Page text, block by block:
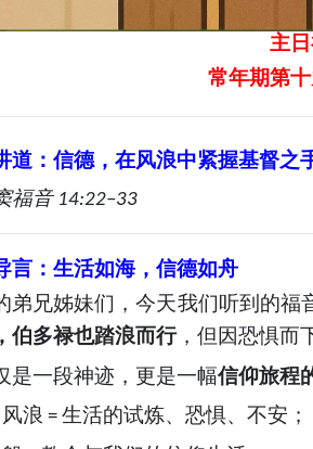
主
常年期第十
道：信德，在风浪中紧握基督之
福音14:22–33
言：生活如海，信德如舟
弟兄姊妹们，今天我们听到的福
伯多禄也踏浪而行，但因恐惧而
是一段神迹，更是一幅信仰旅程
风浪 =生活的试炼、恐惧、不安；